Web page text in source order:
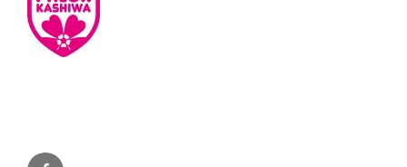
Facebook